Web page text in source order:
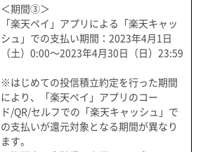
＜期間③＞
「楽天ペイ」アプリによる「楽天キャッ
シュ」での支払い期間：2023年4月1日
（土）0:00～2023年4月30日（日）23:59
※はじめての投信積立約定を行った期間
により、「楽天ペイ」アプリのコー
ド/QR/セルフでの「楽天キャッシュ」で
の支払いが還元対象となる期間が異なり
ます。